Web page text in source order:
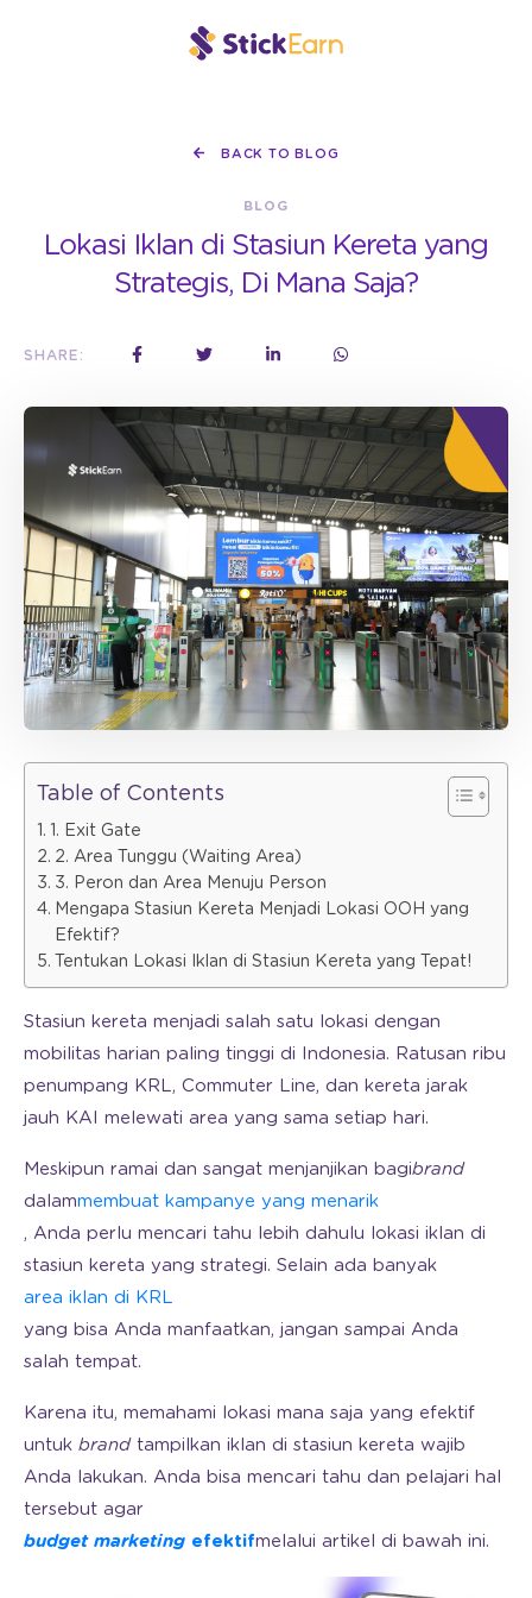
BACK TO BLOG
BLOG
Lokasi Iklan di Stasiun Kereta yang
Strategis, Di Mana Saja?
SHARE:
Table of Contents
1. Exit Gate
2. Area Tunggu (Waiting Area)
3. Peron dan Area Menuju Person
Mengapa Stasiun Kereta Menjadi Lokasi OOH yang
Efektif?
Tentukan Lokasi Iklan di Stasiun Kereta yang Tepat!
Stasiun kereta menjadi salah satu lokasi dengan
mobilitas harian paling tinggi di Indonesia. Ratusan ribu
penumpang KRL, Commuter Line, dan kereta jarak
jauh KAI melewati area yang sama setiap hari.
Meskipun ramai dan sangat menjanjikan bagibrand
dalammembuat kampanye yang menarik
, Anda perlu mencari tahu lebih dahulu lokasi iklan di
stasiun kereta yang strategi. Selain ada banyak
area iklan di KRL
yang bisa Anda manfaatkan, jangan sampai Anda
salah tempat.
Karena itu, memahami lokasi mana saja yang efektif
untuk brand tampilkan iklan di stasiun kereta wajib
Anda lakukan. Anda bisa mencari tahu dan pelajari hal
tersebut agar
budget marketing efektifmelalui artikel di bawah ini.